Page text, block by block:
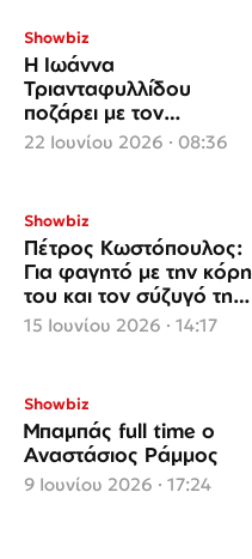
Showbiz
Η Ιωάννα
Τριανταφυλλίδου
ποζάρει με τον
γοητευτικό μπαμπά της
22 Ιουνίου 2026 · 08:36
Showbiz
Πέτρος Κωστόπουλος:
Για φαγητό με την κόρη
του και τον σύζυγό της,
Τζέικ Μέντγουελ
15 Ιουνίου 2026 · 14:17
Showbiz
Μπαμπάς full time ο
Αναστάσιος Ράμμος
9 Ιουνίου 2026 · 17:24